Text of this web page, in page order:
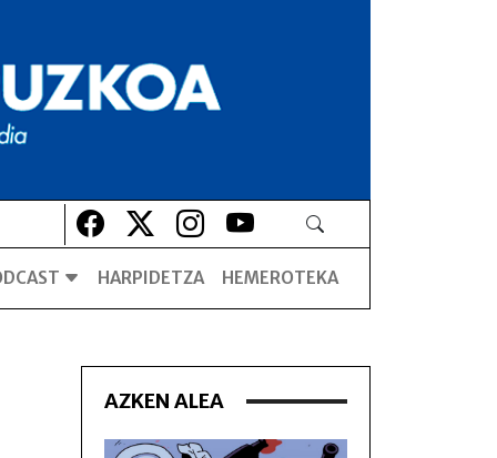
Lehio berrian irekiko da
Lehio berrian irekiko da
Lehio berrian irekiko da
Lehio berrian irekiko da
HARPIDETZA HEMEROTEKA
AZKEN ALEA